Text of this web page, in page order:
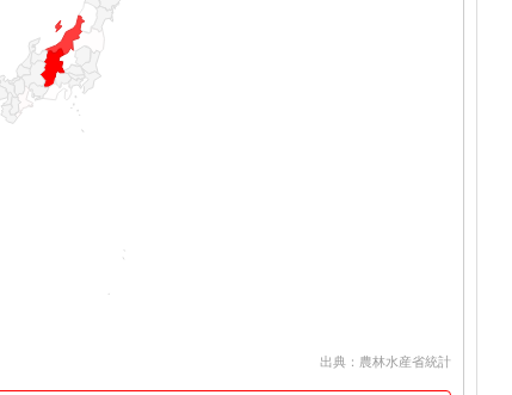
出典：農林水産省統計